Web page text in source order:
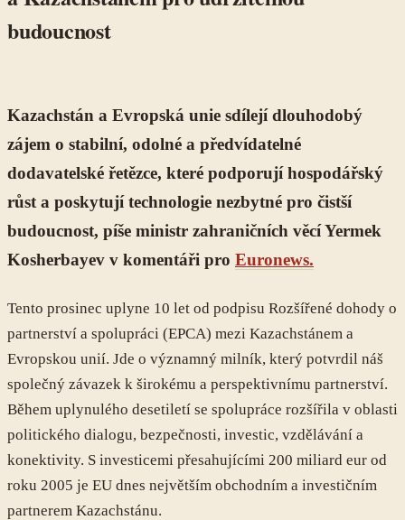
budoucnost
Kazachstán a Evropská unie sdílejí dlouhodobý
zájem o stabilní, odolné a předvídatelné
dodavatelské řetězce, které podporují hospodářský
růst a poskytují technologie nezbytné pro čistší
budoucnost, píše ministr zahraničních věcí Yermek
Kosherbayev v komentáři pro Euronews.
Tento prosinec uplyne 10 let od podpisu Rozšířené dohody o
partnerství a spolupráci (EPCA) mezi Kazachstánem a
Evropskou unií. Jde o významný milník, který potvrdil náš
společný závazek k širokému a perspektivnímu partnerství.
Během uplynulého desetiletí se spolupráce rozšířila v oblasti
politického dialogu, bezpečnosti, investic, vzdělávání a
konektivity. S investicemi přesahujícími 200 miliard eur od
roku 2005 je EU dnes největším obchodním a investičním
partnerem Kazachstánu.